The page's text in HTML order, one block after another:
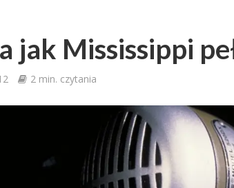
jak Mississippi
2 min. czytania